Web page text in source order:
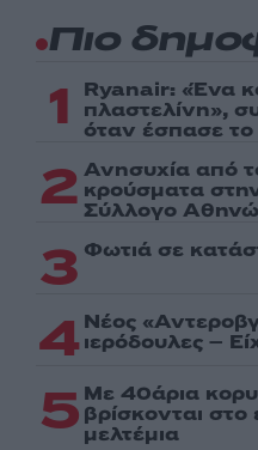
Πιο
1 Ryanair: «Ένα
πλαστελίνη»,
όταν έσπασε
2 Ανησυχία από
κρούσματα
Σύλλογο
3 Φωτιά σε
4 Νέος
ιερόδουλες –
5 Με 40άρια
βρίσκονται
μελτέμια